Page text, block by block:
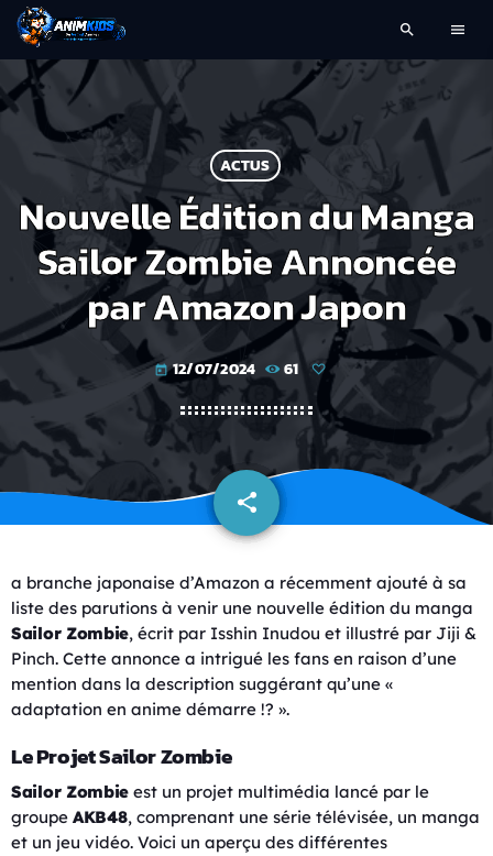
search menu
ACTUS
Nouvelle Édition du Manga
Sailor Zombie Annoncée
par Amazon Japon
today 12/07/2024 61
share
email
a branche japonaise d’Amazon a récemment ajouté à sa
liste des parutions à venir une nouvelle édition du manga
Sailor Zombie, écrit par Isshin Inudou et illustré par Jiji &
Pinch. Cette annonce a intrigué les fans en raison d’une
mention dans la description suggérant qu’une «
adaptation en anime démarre !? ».
Le Projet Sailor Zombie
Sailor Zombie est un projet multimédia lancé par le
groupe AKB48, comprenant une série télévisée, un manga
et un jeu vidéo. Voici un aperçu des différentes